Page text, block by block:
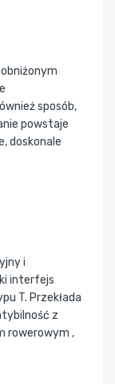
sposób,
powstaje
doskonale
i
interfejs
T. Przekłada
z
rowerowym ,